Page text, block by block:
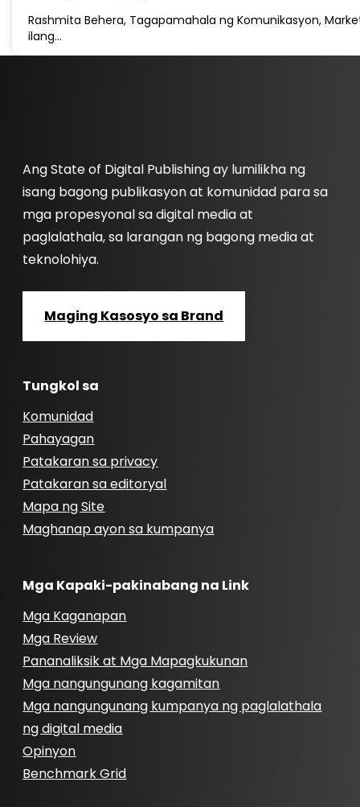
Rashmita Behera, Tagapamahala ng Komunikasyon,
ilang…
Ang State of Digital Publishing ay lumilikha ng
isang bagong publikasyon at komunidad para sa
mga propesyonal sa digital media at
paglalathala, sa larangan ng bagong media at
teknolohiya.
Maging Kasosyo sa Brand
Tungkol sa
Komunidad
Pahayagan
Patakaran sa privacy
Patakaran sa editoryal
Mapa ng Site
Maghanap ayon sa kumpanya
Mga Kapaki-pakinabang na Link
Mga Kaganapan
Mga Review
Pananaliksik at Mga Mapagkukunan
Mga nangungunang kagamitan
Mga nangungunang kumpanya ng paglalathala
ng digital media
Opinyon
Benchmark Grid